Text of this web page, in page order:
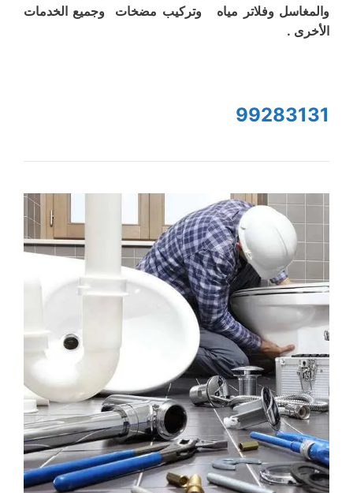
والمغاسل وفلاتر مياه وتركيب مضخات وجميع الخدمات
الأخرى .
99283131